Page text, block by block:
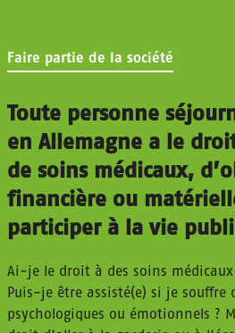
Faire partie de la société
Toute personne
en Allemagne a le
de soins médicaux,
financière ou
participer à la vie
Ai-je le droit à des soins
Puis-je être assisté(e) si je souffre
psychologiques ou émotionnels ?